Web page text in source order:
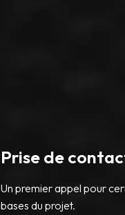
Prise de
Un premier appel pour
bases du projet.